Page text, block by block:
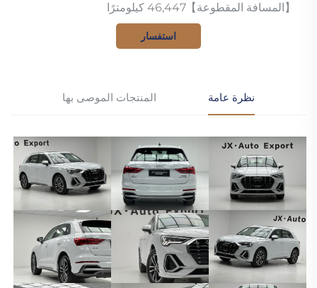
【المسافة المقطوعة】46,447 كيلومترًا
استفسار
نظرة عامة المنتجات الموصى بها